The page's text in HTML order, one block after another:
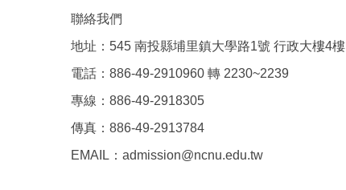
聯絡我們
地址：545 南投縣埔里鎮大學路1號 行政大樓4樓
電話：886-49-2910960 轉 2230~2239
專線：886-49-2918305
傳真：886-49-2913784
EMAIL：admission@ncnu.edu.tw